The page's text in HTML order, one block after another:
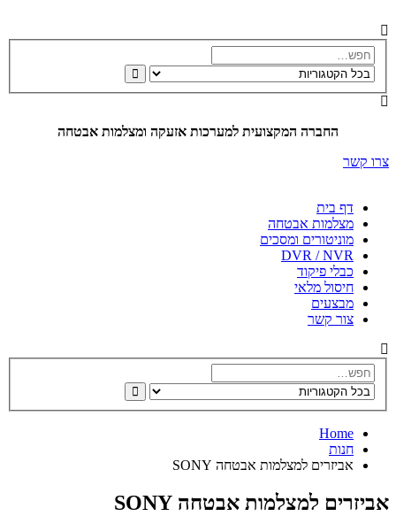
החברה המקצועית למערכות אזעקה ומצלמות אבטחה
צרו קשר
דף בית
מצלמות אבטחה
מוניטורים ומסכים
DVR / NVR
כבלי פיקוד
חיסול מלאי
מבצעים
צור קשר
Home
חנות
אביזרים למצלמות אבטחה SONY
אביזרים למצלמות אבטחה SONY